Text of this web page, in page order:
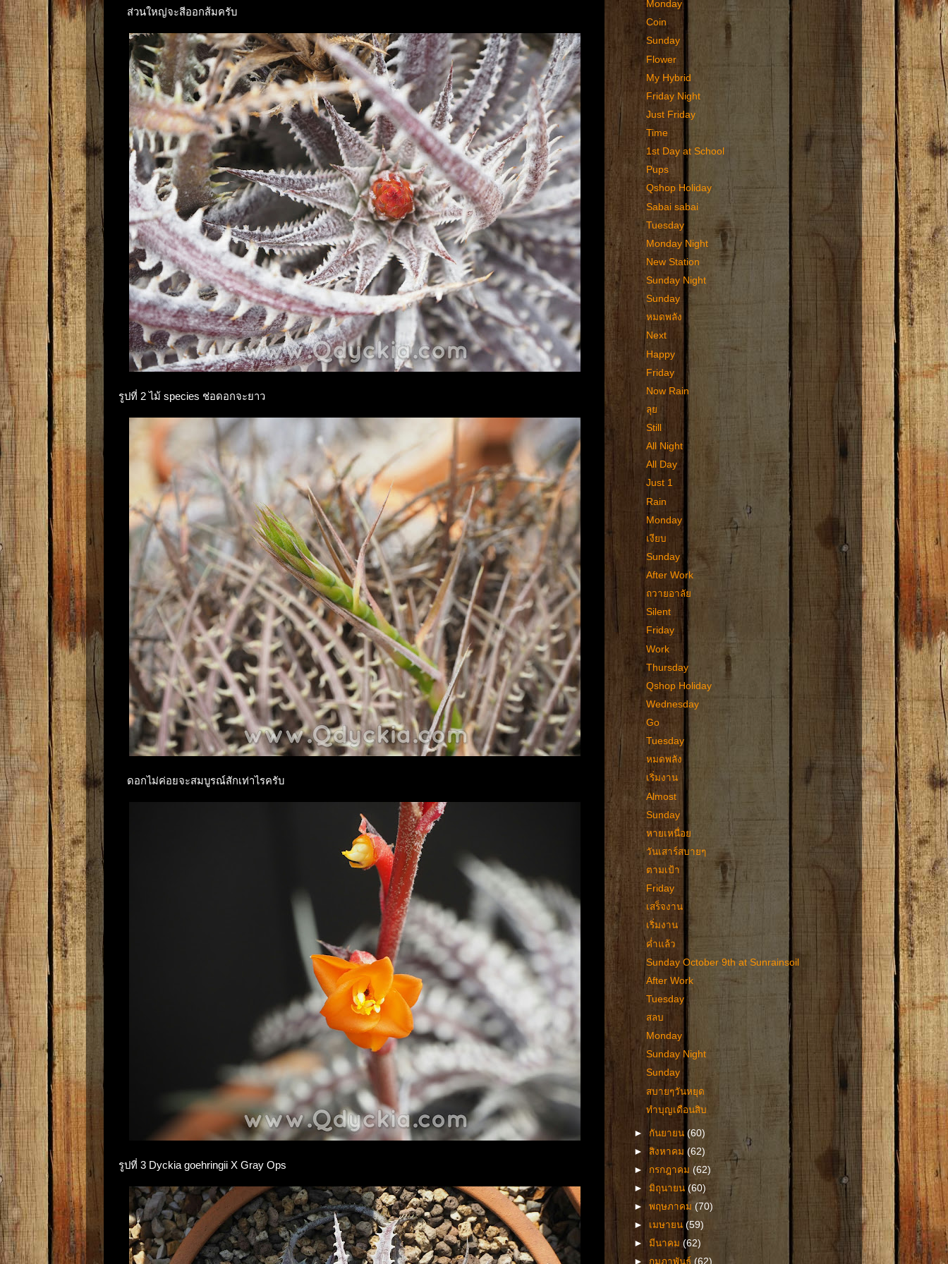
ส่วนใหญ่จะสีออกส้มครับ
รูปที่ 2 ไม้ species ช่อดอกจะยาว
ดอกไม่ค่อยจะสมบูรณ์สักเท่าไรครับ
รูปที่ 3 Dyckia goehringii X Gray Ops
Monday
Coin
Sunday
Flower
My Hybrid
Friday Night
Just Friday
Time
1st Day at School
Pups
Qshop Holiday
Sabai sabai
Tuesday
Monday Night
New Station
Sunday Night
Sunday
หมดพลัง
Next
Happy
Friday
Now Rain
ลุย
Still
All Night
All Day
Just 1
Rain
Monday
เงียบ
Sunday
After Work
ถวายอาลัย
Silent
Friday
Work
Thursday
Qshop Holiday
Wednesday
Go
Tuesday
หมดพลัง
เริ่มงาน
Almost
Sunday
หายเหนื่อย
วันเสาร์สบายๆ
ตามเป้า
Friday
เสร็จงาน
เริ่มงาน
ค่ำแล้ว
Sunday October 9th at Sunrainsoil
After Work
Tuesday
สลบ
Monday
Sunday Night
Sunday
สบายๆวันหยุด
ทำบุญเดือนสิบ
► กันยายน(60)
►สิงหาคม(62)
► กรกฎาคม(62)
►มิถุนายน(60)
►พฤษภาคม(70)
► เมษายน(59)
►มีนาคม(62)
► กุมภาพันธ์(62)